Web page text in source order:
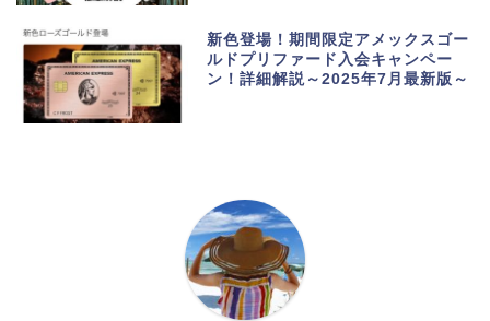
新色登場！期間限定アメックスゴー
ルドプリファード入会キャンペー
ン！詳細解説～2025年7月最新版～